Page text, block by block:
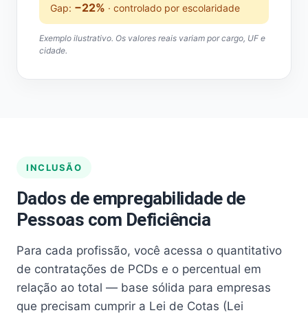
Gap: −22% · controlado por escolaridade
Exemplo ilustrativo. Os valores reais variam por cargo, UF e
cidade.
INCLUSÃO
Dados de empregabilidade de
Pessoas com Deficiência
Para cada profissão, você acessa o quantitativo
de contratações de PCDs e o percentual em
relação ao total — base sólida para empresas
que precisam cumprir a Lei de Cotas (Lei